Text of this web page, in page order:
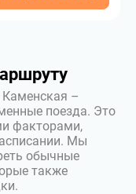
–
поезда. Это
факторами,
Мы
обычные
также